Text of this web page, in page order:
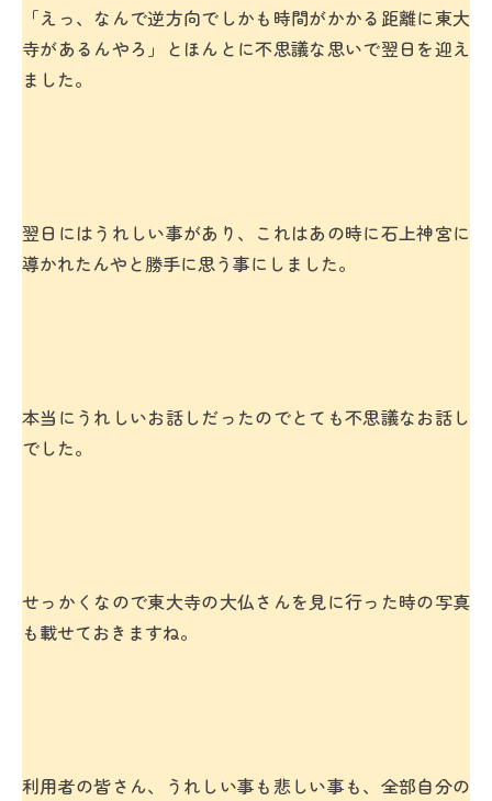
「えっ、なんで逆方向でしかも時間がかかる距離に東大
寺があるんやろ」とほんとに不思議な思いで翌日を迎え
ました。
翌日にはうれしい事があり、これはあの時に石上神宮に
導かれたんやと勝手に思う事にしました。
本当にうれしいお話しだったのでとても不思議なお話し
でした。
せっかくなので東大寺の大仏さんを見に行った時の写真
も載せておきますね。
利用者の皆さん、うれしい事も悲しい事も、全部自分の